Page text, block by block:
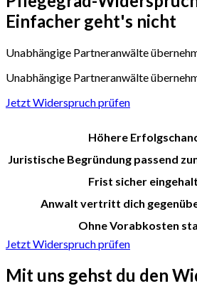
Einfacher geht's nicht
Unabhängige Partneranwälte
Unabhängige Partneranwälte
Jetzt Widerspruch prüfen
Höhere
Juristische Begründung passend
Frist sicher
Anwalt vertritt dich
Ohne Vorabkosten
Jetzt Widerspruch prüfen
Mit uns gehst du den